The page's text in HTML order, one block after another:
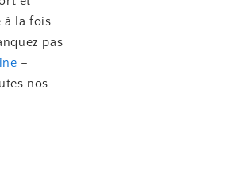
à la fois
pas
–
nos